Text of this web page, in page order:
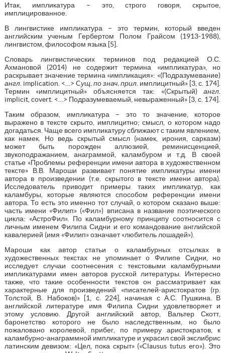
Итак, импликатура – это, строго говоря, скрытое,
имплицированное.
В лингвистике импликатура – это термин, который введен
английским ученым Гербертом Полом Грайсом (1913-1988),
лингвистом, философом языка [5].
Словарь лингвистических терминов под редакцией О.С.
Ахмановой (2014) не содержит термина «импликатура», но
раскрывает значение термина «импликация»: «(Подразумевание)
англ. implication. <…> Cущ. по знач. прил . имплицитный» [3, с. 174].
Термин «имплицитный» объясняется так: «(Скрытый)англ
implicit, covert. <…> Подразумеваемый, невыраженный» [3, с. 174].
Таким образом, импликатура – это то значение, которое
выражено в тексте скрыто, имплицитно; смысл, о котором надо
догадаться. Чаще всего импликатуру сближают с таким явлением,
как намек. Но ведь скрытый смысл (намек, ирония, сарказм)
может быть порожден аллюзией, реминисценцией,
звукоподражанием, анаграммой, каламбуром и т.д. В своей
статье «Проблемы референции имени автора в художественном
тексте» В.В. Мароши развивает понятие импликатуры имени
автора в произведении (т.е. скрытого в тексте имени автора).
Исследователь приводит примеры таких импликатур, как
каламбуры, которые являются способом референции имени
автора. То есть это именно тот случай, о котором сказано выше:
часть имени «Филип» («Фил») вписана в название поэтического
цикла: «АстроФил». По каламбурному принципу соотносится с
личным именем Филипа Сидни и его командование английской
кавалерией (имя «Филип» означает «любитель лошадей»).
Мароши как автор статьи о каламбурных отсылках в
художественных текстах не упоминает о Филипе Сидни, но
исследует случаи соотнесения с текстовыми каламбурными
импликатурами имен авторов русской литературы. Интересно
также, что такие особенности текстов он рассматривает как
характерные для произведений «писателей-аристократов (гр.
Толстой, В. Набоков)» [1, с. 224], начиная с А.С. Пушкина. В
английской литературе имя Филипа Сидни удовлетворяет и
этому условию. Другой английский автор, Вальтер Скотт,
баронетство которого не было наследственным, но было
пожаловано королевой, прибег, по примеру аристократов, к
каламбурно-анаграммной импликатуре и украсил свой экслибрис
латинским девизом: «Цел, пока скрыт» («Clausus tutus ero»). Это